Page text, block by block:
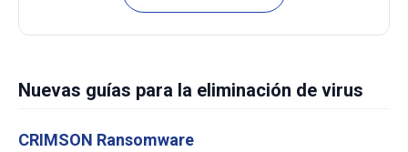
Nuevas guías para la eliminación de virus
CRIMSON Ransomware